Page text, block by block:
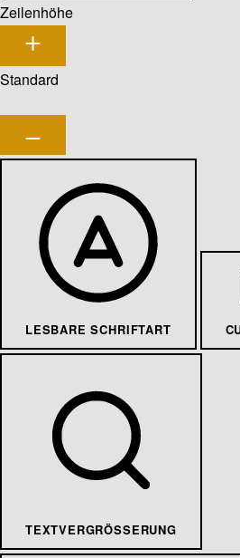
Zeilenhöhe
Standard
LESBARE SCHRIFTART
TEXTVERGRÖSSERUNG